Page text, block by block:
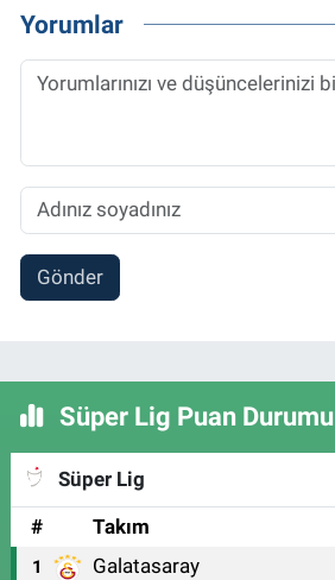
Yorumlar
Gönder
Süper Lig Puan Durumu
Süper Lig
#
Takım
1 Galatasaray